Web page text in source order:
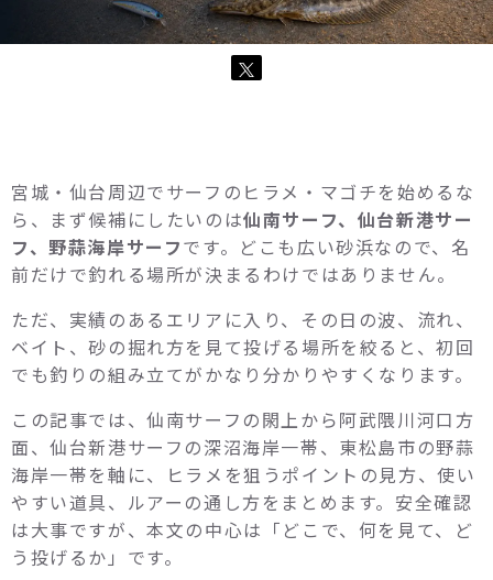
宮城・仙台周辺でサーフのヒラメ・マゴチを始めるな
ら、まず候補にしたいのは仙南サーフ、仙台新港サー
フ、野蒜海岸サーフです。どこも広い砂浜なので、名
前だけで釣れる場所が決まるわけではありません。
ただ、実績のあるエリアに入り、その日の波、流れ、
ベイト、砂の掘れ方を見て投げる場所を絞ると、初回
でも釣りの組み立てがかなり分かりやすくなります。
この記事では、仙南サーフの閖上から阿武隈川河口方
面、仙台新港サーフの深沼海岸一帯、東松島市の野蒜
海岸一帯を軸に、ヒラメを狙うポイントの見方、使い
やすい道具、ルアーの通し方をまとめます。安全確認
は大事ですが、本文の中心は「どこで、何を見て、ど
う投げるか」です。